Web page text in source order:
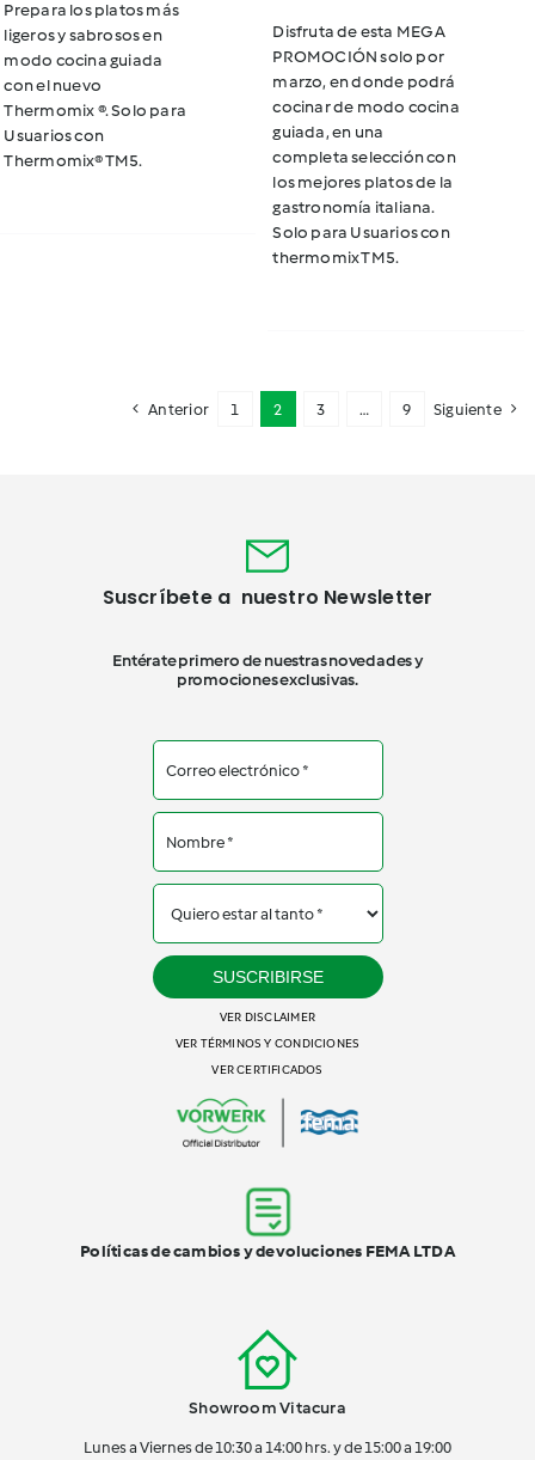
era:
Prepara los platos más
ligeros y sabrosos en
modo cocina guiada
con el nuevo
Thermomix ®.Solo para
Usuarios con
Thermomix® TM5.
era:
$40.000.
Disfruta de esta MEGA
PROMOCIÓNsolo por
marzo, en donde podrá
cocinar de modo cocina
guiada, en una
completa selección con
los mejores platos de la
gastronomía italiana.
Solo para Usuarios con
thermomix TM5.
Anterior 1 2 3 … 9 Siguiente
Showroom Vitacura
Lunes a Viernes de 10:30 a 14:00 hrs. y de 15:00 a 19:00
Suscríbete a nuestro Newsletter
Entérate primero de nuestras novedades y
promociones exclusivas.
SUSCRIBIRSE
VER DISCLAIMER
VER TÉRMINOS Y CONDICIONES
VER CERTIFICADOS
Políticas de cambios y devoluciones FEMA LTDA